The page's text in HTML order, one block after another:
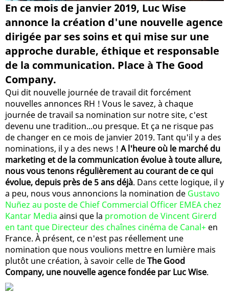
En ce mois de janvier 2019, Luc Wise
annonce la création d'une nouvelle agence
dirigée par ses soins et qui mise sur une
approche durable, éthique et responsable
de la communication. Place à The Good
Company.
Qui dit nouvelle journée de travail dit forcément
nouvelles annonces RH ! Vous le savez, à chaque
journée de travail sa nomination sur notre site, c'est
devenu une tradition...ou presque. Et ça ne risque pas
de changer en ce mois de janvier 2019. Tant qu'il y a des
nominations, il y a des news ! A l'heure où le marché du
marketing et de la communication évolue à toute allure,
nous vous tenons régulièrement au courant de ce qui
évolue, depuis près de 5 ans déjà. Dans cette logique, il y
a peu, nous vous annoncions la nomination de Gustavo
Nuñez au poste de Chief Commercial Officer EMEA chez
Kantar Media ainsi que la promotion de Vincent Girerd
en tant que Directeur des chaînes cinéma de Canal+ en
France. À présent, ce n'est pas réellement une
nomination que nous voulions mettre en lumière mais
plutôt une création, à savoir celle deThe Good
Company, une nouvelle agence fondée par Luc Wise.